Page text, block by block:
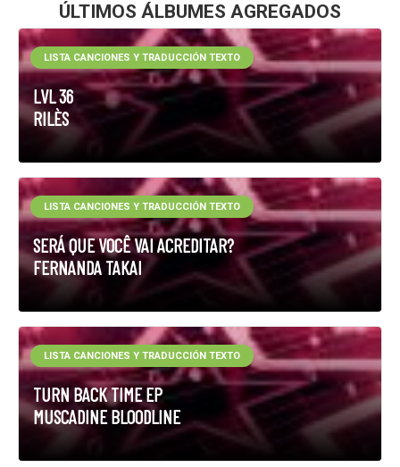
ÚLTIMOS ÁLBUMES AGREGADOS
LVL 36
RILÈS
LISTA CANCIONES Y TRADUCCIÓN TEXTO
SERÁ QUE VOCÊ VAI ACREDITAR?
FERNANDA TAKAI
LISTA CANCIONES Y TRADUCCIÓN TEXTO
TURN BACK TIME EP
MUSCADINE BLOODLINE
LISTA CANCIONES Y TRADUCCIÓN TEXTO